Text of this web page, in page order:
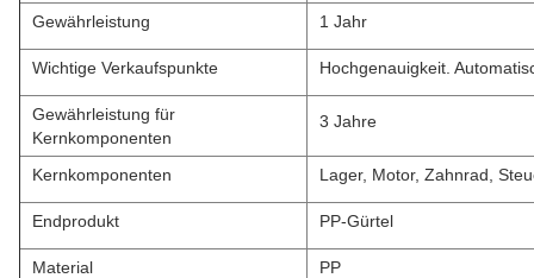
Gewährleistung 1 Jahr
Wichtige Verkaufspunkte Hochgenauigkeit.
Gewährleistung für
Kernkomponenten
3 Jahre
Kernkomponenten Lager, Motor, Zahnrad,
Endprodukt PP-Gürtel
Material PP